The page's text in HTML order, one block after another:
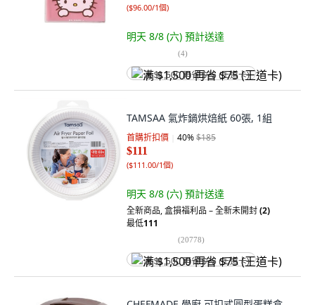
($96.00/1個)
明天 8/8 (六) 預計送達
(4)
满 $1,500 再省 $75 (王道卡)
TAMSAA 氣炸鍋烘焙紙 60張, 1組
首購折扣價 40%$185
$111
($111.00/1個)
明天 8/8 (六) 預計送達
全新商品,盒損福利品 – 全新未開封(2)
最低111
(20778)
满 $1,500 再省 $75 (王道卡)